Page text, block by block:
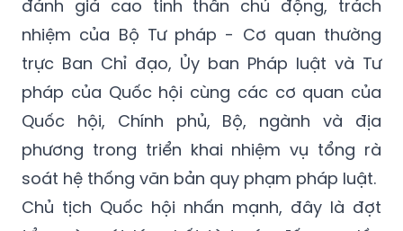
trực Ban Chỉ đạo, Ủy ban Pháp luật và Tư
pháp của Quốc hội cùng các cơ quan của
Quốc hội, Chính phủ, Bộ, ngành và địa
phương trong triển khai nhiệm vụ tổng rà
soát hệ thống văn bản quy phạm pháp luật.
Chủ tịch Quốc hội nhấn mạnh, đây là đợt
tổng rà soát lớn nhất từ trước đến nay, lần
đầu tiên triển khai đồng bộ theo tinh thần